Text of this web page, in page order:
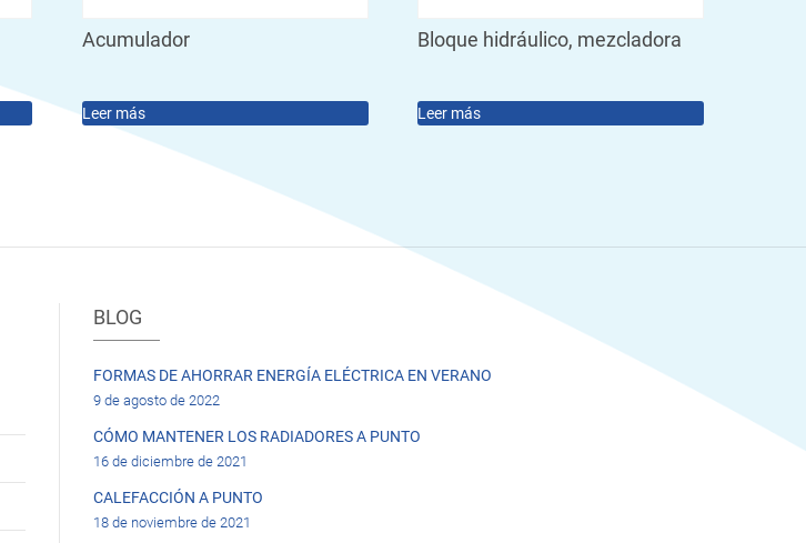
Acumulador
Leer más
Bloque hidráulico, mezcladora
Leer más
BLOG
FORMAS DE AHORRAR ENERGÍA ELÉCTRICA EN VERANO
9 de agosto de 2022
CÓMO MANTENER LOS RADIADORES A PUNTO
16 de diciembre de 2021
CALEFACCIÓN A PUNTO
18 de noviembre de 2021